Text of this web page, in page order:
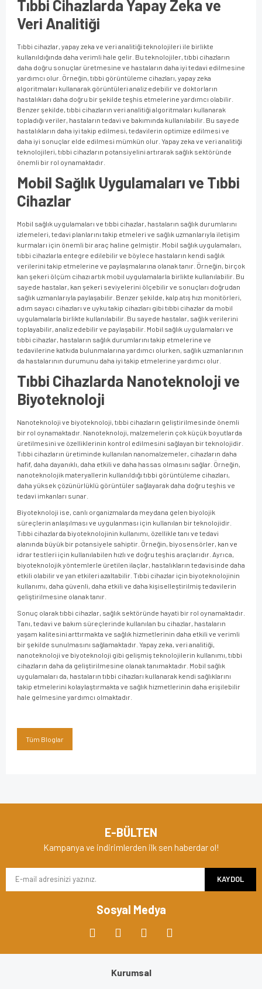
Tıbbi Cihazlarda Yapay Zeka ve
Veri Analitiği
Tıbbi cihazlar, yapay zeka ve veri analitiği teknolojileri ile birlikte
kullanıldığında daha verimli hale gelir. Bu teknolojiler, tıbbi cihazların
daha doğru sonuçlar üretmesine ve hastaların daha iyi tedavi edilmesine
yardımcı olur. Örneğin, tıbbi görüntüleme cihazları, yapay zeka
algoritmaları kullanarak görüntüleri analiz edebilir ve doktorların
hastalıkları daha doğru bir şekilde teşhis etmelerine yardımcı olabilir.
Benzer şekilde, tıbbi cihazların veri analitiği algoritmaları kullanarak
topladığı veriler, hastaların tedavi ve bakımında kullanılabilir. Bu sayede
hastalıkların daha iyi takip edilmesi, tedavilerin optimize edilmesi ve
daha iyi sonuçlar elde edilmesi mümkün olur. Yapay zeka ve veri analitiği
teknolojileri, tıbbi cihazların potansiyelini artırarak sağlık sektöründe
önemli bir rol oynamaktadır.
Mobil Sağlık Uygulamaları ve Tıbbi
Cihazlar
Mobil sağlık uygulamaları ve tıbbi cihazlar, hastaların sağlık durumlarını
izlemeleri, tedavi planlarını takip etmeleri ve sağlık uzmanlarıyla iletişim
kurmaları için önemli bir araç haline gelmiştir. Mobil sağlık uygulamaları,
tıbbi cihazlarla entegre edilebilir ve böylece hastaların kendi sağlık
verilerini takip etmelerine ve paylaşmalarına olanak tanır. Örneğin, birçok
kan şekeri ölçüm cihazı artık mobil uygulamalarla birlikte kullanılabilir. Bu
sayede hastalar, kan şekeri seviyelerini ölçebilir ve sonuçları doğrudan
sağlık uzmanlarıyla paylaşabilir. Benzer şekilde, kalp atış hızı monitörleri,
adım sayacı cihazları ve uyku takip cihazları gibi tıbbi cihazlar da mobil
uygulamalarla birlikte kullanılabilir. Bu sayede hastalar, sağlık verilerini
toplayabilir, analiz edebilir ve paylaşabilir. Mobil sağlık uygulamaları ve
tıbbi cihazlar, hastaların sağlık durumlarını takip etmelerine ve
tedavilerine katkıda bulunmalarına yardımcı olurken, sağlık uzmanlarının
da hastalarının durumunu daha iyi takip etmelerine yardımcı olur.
Tıbbi Cihazlarda Nanoteknoloji ve
Biyoteknoloji
Nanoteknoloji ve biyoteknoloji, tıbbi cihazların geliştirilmesinde önemli
bir rol oynamaktadır. Nanoteknoloji, malzemelerin çok küçük boyutlarda
üretilmesini ve özelliklerinin kontrol edilmesini sağlayan bir teknolojidir.
Tıbbi cihazların üretiminde kullanılan nanomalzemeler, cihazların daha
hafif, daha dayanıklı, daha etkili ve daha hassas olmasını sağlar. Örneğin,
nanoteknolojik materyallerin kullanıldığı tıbbi görüntüleme cihazları,
daha yüksek çözünürlüklü görüntüler sağlayarak daha doğru teşhis ve
tedavi imkanları sunar.
Biyoteknoloji ise, canlı organizmalarda meydana gelen biyolojik
süreçlerin anlaşılması ve uygulanması için kullanılan bir teknolojidir.
Tıbbi cihazlarda biyoteknolojinin kullanımı, özellikle tanı ve tedavi
alanında büyük bir potansiyele sahiptir. Örneğin, biyosensörler, kan ve
idrar testleri için kullanılabilen hızlı ve doğru teşhis araçlarıdır. Ayrıca,
biyoteknolojik yöntemlerle üretilen ilaçlar, hastalıkların tedavisinde daha
etkili olabilir ve yan etkileri azaltabilir. Tıbbi cihazlar için biyoteknolojinin
kullanımı, daha güvenli, daha etkili ve daha kişiselleştirilmiş tedavilerin
geliştirilmesine olanak tanır.
Sonuç olarak tıbbi cihazlar, sağlık sektöründe hayati bir rol oynamaktadır.
Tanı, tedavi ve bakım süreçlerinde kullanılan bu cihazlar, hastaların
yaşam kalitesini arttırmakta ve sağlık hizmetlerinin daha etkili ve verimli
bir şekilde sunulmasını sağlamaktadır. Yapay zeka, veri analitiği,
nanoteknoloji ve biyoteknoloji gibi gelişmiş teknolojilerin kullanımı, tıbbi
cihazların daha da geliştirilmesine olanak tanımaktadır. Mobil sağlık
uygulamaları da, hastaların tıbbi cihazları kullanarak kendi sağlıklarını
takip etmelerini kolaylaştırmakta ve sağlık hizmetlerinin daha erişilebilir
hale gelmesine yardımcı olmaktadır.
Tüm Bloglar
E-BÜLTEN
Kampanya ve indirimlerden ilk sen haberdar ol!
KAYDOL
Sosyal Medya
Kurumsal